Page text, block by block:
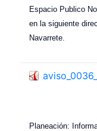
Espacio Publico
en la siguiente
Navarrete.
Planeación: